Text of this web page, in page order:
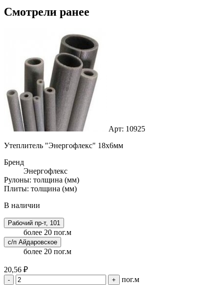
Смотрели ранее
Арт: 10925
Утеплитель "Энергофлекс" 18х6мм
Бренд
Энергофлекс
Рулоны: толщина (мм)
Плиты: толщина (мм)
В наличии
Рабочий пр-т, 101
более 20 пог.м
с/п Айдаровское
более 20 пог.м
20,56 ₽
- + пог.м